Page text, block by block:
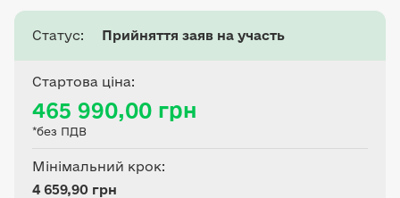
Статус: Прийняття заяв на участь
Стартова ціна:
465 990,00 грн
*без ПДВ
Мінімальний крок:
4 659,90 грн